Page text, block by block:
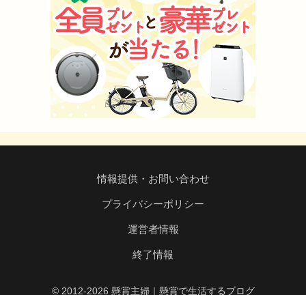
情報提供・お問い合わせ
プライバシーポリシー
運営者情報
終了情報
© 2012-2026 懸賞主婦｜懸賞で生活するブログ